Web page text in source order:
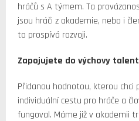
hráčů s A týmem. Ta
jsou hráči z akademie, nebo i
to prospívá rozvoji.
Zapojujete do výchovy
Přidanou hodnotou, kterou chci
individuální cestu pro hráče a
fungoval. Máme již v akademii